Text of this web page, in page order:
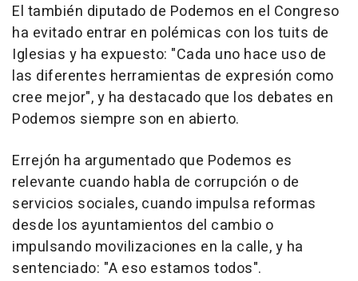
El también diputado de Podemos en el Congreso
ha evitado entrar en polémicas con los tuits de
Iglesias y ha expuesto: "Cada uno hace uso de
las diferentes herramientas de expresión como
cree mejor", y ha destacado que los debates en
Podemos siempre son en abierto.
Errejón ha argumentado que Podemos es
relevante cuando habla de corrupción o de
servicios sociales, cuando impulsa reformas
desde los ayuntamientos del cambio o
impulsando movilizaciones en la calle, y ha
sentenciado: "A eso estamos todos".